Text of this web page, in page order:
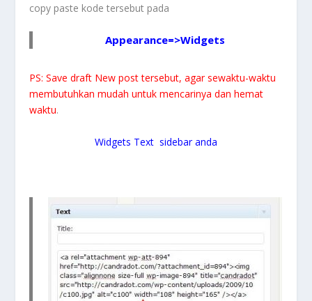
copy paste kode tersebut pada
Appearance=>Widgets
PS: Save draft New post tersebut, agar sewaktu-waktu
membutuhkan mudah untuk mencarinya dan hemat
waktu.
Widgets Text sidebar anda